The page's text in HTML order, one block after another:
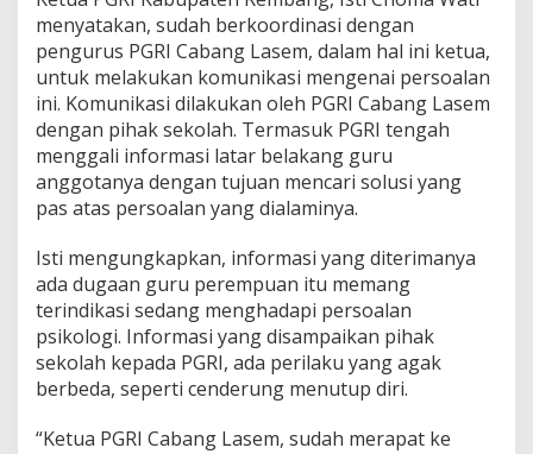
K
o
r
b
a
n
B
l
l
y
i
g
d
i
S
menyatakan, sudah berkoordinasi dengan
pengurus PGRI Cabang Lasem, dalam hal ini ketua,
untuk melakukan komunikasi mengenai persoalan
ini. Komunikasi dilakukan oleh PGRI Cabang Lasem
dengan pihak sekolah. Termasuk PGRI tengah
menggali informasi latar belakang guru
anggotanya dengan tujuan mencari solusi yang
pas atas persoalan yang dialaminya.
Isti mengungkapkan, informasi yang diterimanya
ada dugaan guru perempuan itu memang
terindikasi sedang menghadapi persoalan
psikologi. Informasi yang disampaikan pihak
sekolah kepada PGRI, ada perilaku yang agak
berbeda, seperti cenderung menutup diri.
“Ketua PGRI Cabang Lasem, sudah merapat ke